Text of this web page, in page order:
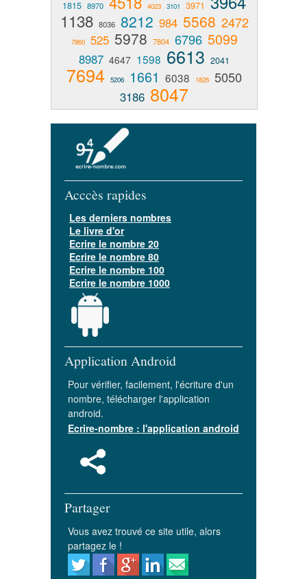
1815 8970 4023 3101 3971
1138 8036 8212 984 5568 2472
7860 525 5978 7804 6796 5099
8987 4647 1598 6613 2041
7694 5206 1661 6038 1826 5050
3186 8047
Acccès rapides
Les derniers nombres
Le livre d'or
Ecrire le nombre 20
Ecrire le nombre 80
Ecrire le nombre 100
Ecrire le nombre 1000
Application Android
Pour vérifier, facilement, l'écriture d'un
nombre, télécharger l'application
android.
Ecrire-nombre : l'application android
Partager
Vous avez trouvé ce site utile, alors
partagez le !